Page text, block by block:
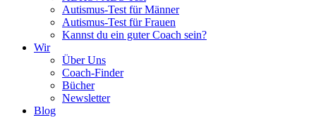
Autismus-Test für Männer
Autismus-Test für Frauen
Kannst du ein guter Coach sein?
Wir
Über Uns
Coach-Finder
Bücher
Newsletter
Blog